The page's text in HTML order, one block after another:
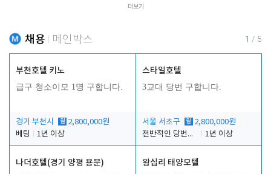
더보기
채용 메인박스 1 / 5
부천호텔 키노
급구 청소이모 1명 구합니다.
경기 부천시 월 2,800,000원
베팅
1년 이상
스타일호텔
3교대 당번 구합니다.
서울 서초구 월 2,800,000원
전반적인 당번업무
1년 이상
나더호텔(경기 양평 용문) 왕십리 태양모텔